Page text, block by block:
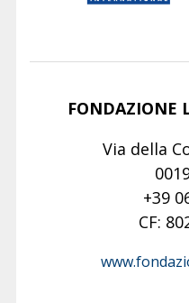
FONDAZIONE
Via della
+39
CF: